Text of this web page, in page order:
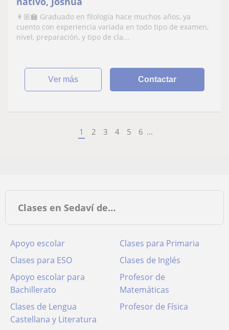
👨🏼‍🏫 Graduado en filología hace muchos años, ya
cuento con experiencia variada en todo tipo de examen,
nivel, preparación, y tipo de cla...
ver más Contactar
1 2 3 4 5 6 ...
Clases en Sedaví de…
Apoyo escolar
Clases para Primaria
Clases para ESO
Clases de Inglés
Apoyo escolar para
Bachillerato
Profesor de
Matemáticas
Clases de Lengua
Castellana y Literatura
Profesor de Física